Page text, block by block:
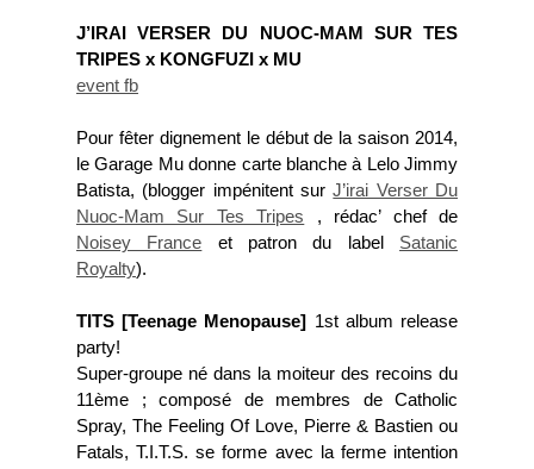
J’IRAI VERSER DU NUOC-MAM SUR TES
TRIPES x KONGFUZI x MU
event fb
Pour fêter dignement le début de la saison 2014,
le Garage Mu donne carte blanche à Lelo Jimmy
Batista, (blogger impénitent surJ’irai Verser Du
Nuoc-Mam Sur Tes Tripes , rédac’ chef de
Noisey France et patron du label Satanic
Royalty).
TITS [Teenage Menopause]
1st album release
party!
Super-groupe né dans la moiteur des recoins du
11ème ; composé de membres de Catholic
Spray, The Feeling Of Love, Pierre & Bastien ou
Fatals, T.I.T.S. se forme avec la ferme intention